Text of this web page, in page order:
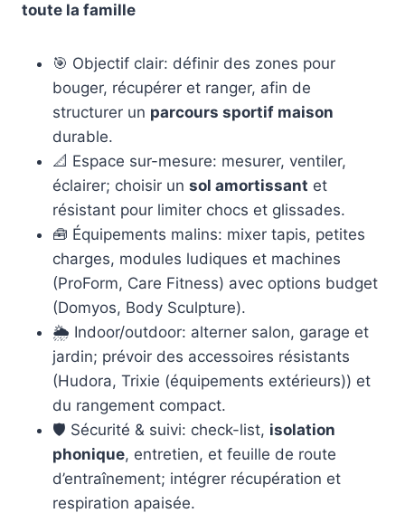
toute la famille
🎯 Objectif clair: définir des zones pour
bouger, récupérer et ranger, afin de
structurer un parcours sportif maison
durable.
📐 Espace sur-mesure: mesurer, ventiler,
éclairer; choisir un sol amortissant et
résistant pour limiter chocs et glissades.
🧰 Équipements malins: mixer tapis, petites
charges, modules ludiques et machines
(ProForm, Care Fitness) avec options budget
(Domyos, Body Sculpture).
🌦️ Indoor/outdoor: alterner salon, garage et
jardin; prévoir des accessoires résistants
(Hudora, Trixie (équipements extérieurs)) et
du rangement compact.
🛡️ Sécurité & suivi: check-list, isolation
phonique, entretien, et feuille de route
d’entraînement; intégrer récupération et
respiration apaisée.